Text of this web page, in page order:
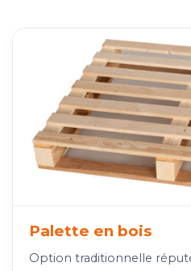
Palette en bois
Option traditionnelle